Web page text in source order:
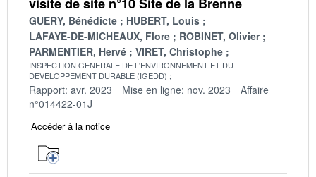
GUERY, Bénédicte
HUBERT, Louis
LAFAYE-DE-MICHEAUX, Flore
ROBINET, Olivier
PARMENTIER, Hervé
VIRET, Christophe
INSPECTION GENERALE DE L'ENVIRONNEMENT ET DU
DEVELOPPEMENT DURABLE (IGEDD)
Rapport: avr. 2023 Mise en ligne: nov. 2023
Affaire
n°014422-01J
Accéder à la notice